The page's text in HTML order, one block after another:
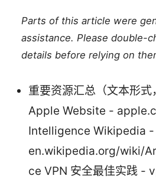
Parts of this article were
assistance. Please double-
details before relying on
重要资源汇总（文本形式
Apple Website -
Intelligence Wikipedia -
en.wikipedia.org/wiki/
ce VPN 安全最佳实践 -